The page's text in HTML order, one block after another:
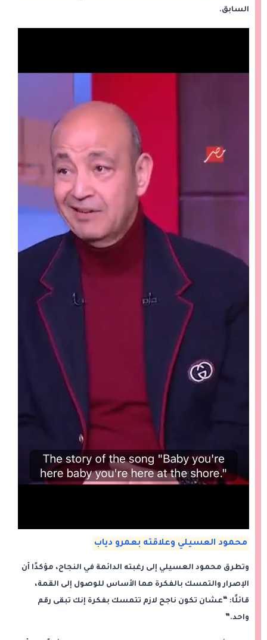
السابق.
محمود العسيلي وعلاقته بعمرو دياب
وتطرق محمود العسيلي إلى رغبته الدائمة في النجاح، مؤكدًا أن
الإصرار والتمسك بالفكرة هما الأساس للوصول إلى القمة،
قائلًا: “عشان تكون ناجح لازم تتمسك بفكرة إنك تبقى رقم
واحد.”